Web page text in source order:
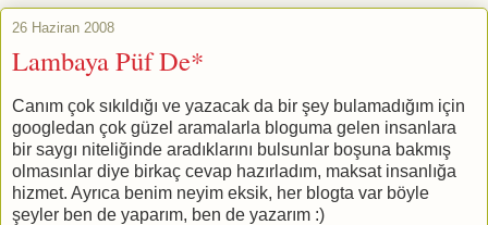
26 Haziran 2008
Lambaya Püf De*
Canım çok sıkıldığı ve yazacak da bir şey bulamadığım için
googledan çok güzel aramalarla bloguma gelen insanlara
bir saygı niteliğinde aradıklarını bulsunlar boşuna bakmış
olmasınlar diye birkaç cevap hazırladım, maksat insanlığa
hizmet. Ayrıca benim neyim eksik, her blogta var böyle
şeyler ben de yaparım, ben de yazarım :)